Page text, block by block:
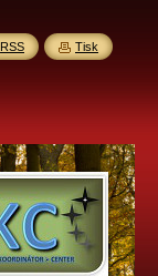
RSS Tisk